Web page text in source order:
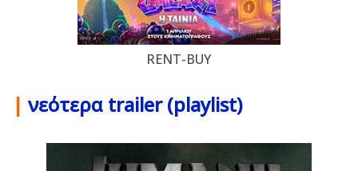
RENT-BUY
| νεότερα trailer (playlist)